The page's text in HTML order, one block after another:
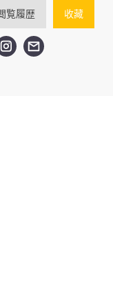
覧履歴 收藏